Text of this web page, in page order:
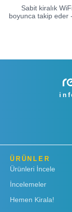
Sabit kiralık
boyunca takip eder
ÜRÜNLER
Ürünleri İncele
İncelemeler
Hemen Kirala!